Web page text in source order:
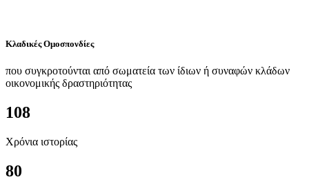
Κλαδικές Ομοσπονδίες
που συγκροτούνται από σωματεία των ίδιων ή συναφών κλάδων
οικονομικής δραστηριότητας
108
Χρόνια ιστορίας
80